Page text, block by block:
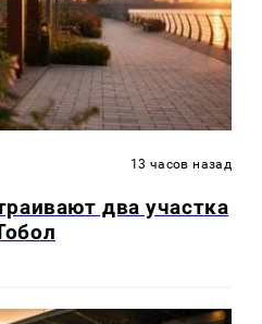
13 часов назад
два участка